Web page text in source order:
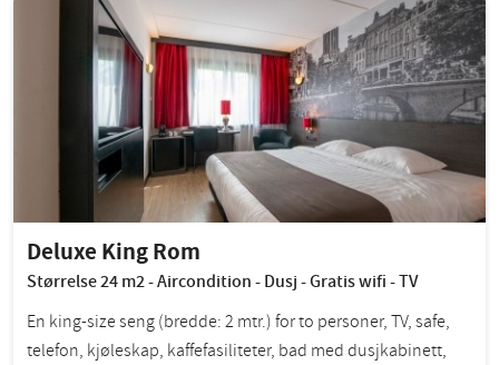
Deluxe King Rom
Størrelse 24 m2 - Aircondition - Dusj - Gratis wifi - TV
En king-size seng (bredde: 2 mtr.) for to personer, TV, safe,
telefon, kjøleskap, kaffefasiliteter, bad med dusjkabinett,